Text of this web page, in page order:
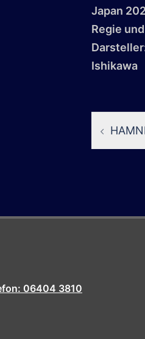
Japan
Regie
Ishikawa
06404 3810